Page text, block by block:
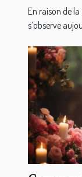
En raison de
s’observe